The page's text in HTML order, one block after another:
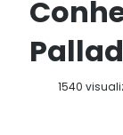
1540